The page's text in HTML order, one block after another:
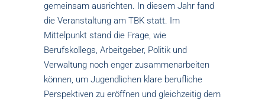
gemeinsam ausrichten. In diesem Jahr fand
die Veranstaltung am TBK statt. Im
Mittelpunkt stand die Frage, wie
Berufskollegs, Arbeitgeber, Politik und
Verwaltung noch enger zusammenarbeiten
können, um Jugendlichen klare berufliche
Perspektiven zu eröffnen und gleichzeitig dem